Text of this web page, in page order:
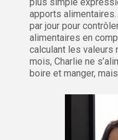
plus simple
apports
par jour pour
alimentaires en
calculant les valeurs
mois, Charlie ne
boire et manger,